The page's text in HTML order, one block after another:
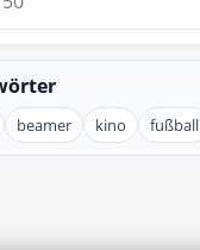
beamer kino fußball